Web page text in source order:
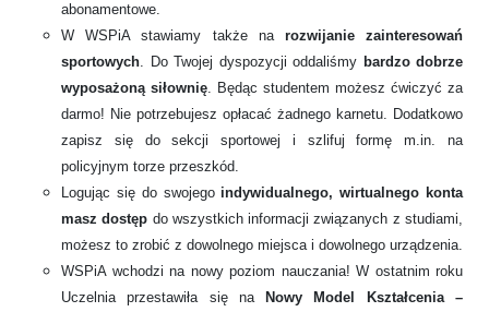
abonamentowe.
W WSPiA stawiamy także narozwijanie zainteresowań
sportowych. Do Twojej dyspozycji oddaliśmy bardzo dobrze
wyposażoną siłownię. Będąc studentem możesz ćwiczyć za
darmo! Nie potrzebujesz opłacać żadnego karnetu. Dodatkowo
zapisz się do sekcji sportowej i szlifuj formę m.in. na
policyjnym torze przeszkód.
Logując się do swojego indywidualnego, wirtualnego konta
masz dostęp do wszystkich informacji związanych z studiami,
możesz to zrobić z dowolnego miejsca i dowolnego urządzenia.
WSPiA wchodzi na nowy poziom nauczania! W ostatnim roku
Uczelnia przestawiła się na
Nowy Model Kształcenia –